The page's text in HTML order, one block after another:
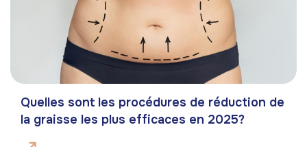
Quelles sont les procédures de réduction de
la graisse les plus efficaces en 2025?